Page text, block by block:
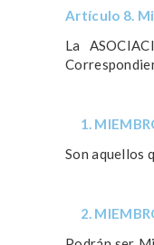
Artículo 8.
La
1.
Son aquellos
2.